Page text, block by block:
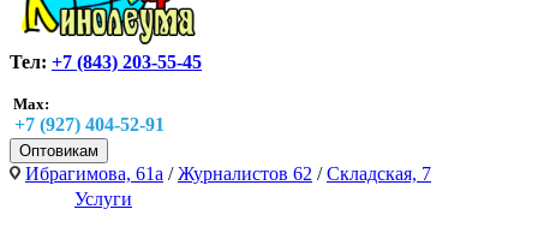
Тел: +7 (843) 203-55-45
Max:
+7 (927) 404-52-91
Оптовикам
Ибрагимова, 61а /Журналистов 62 /Складская, 7
Услуги